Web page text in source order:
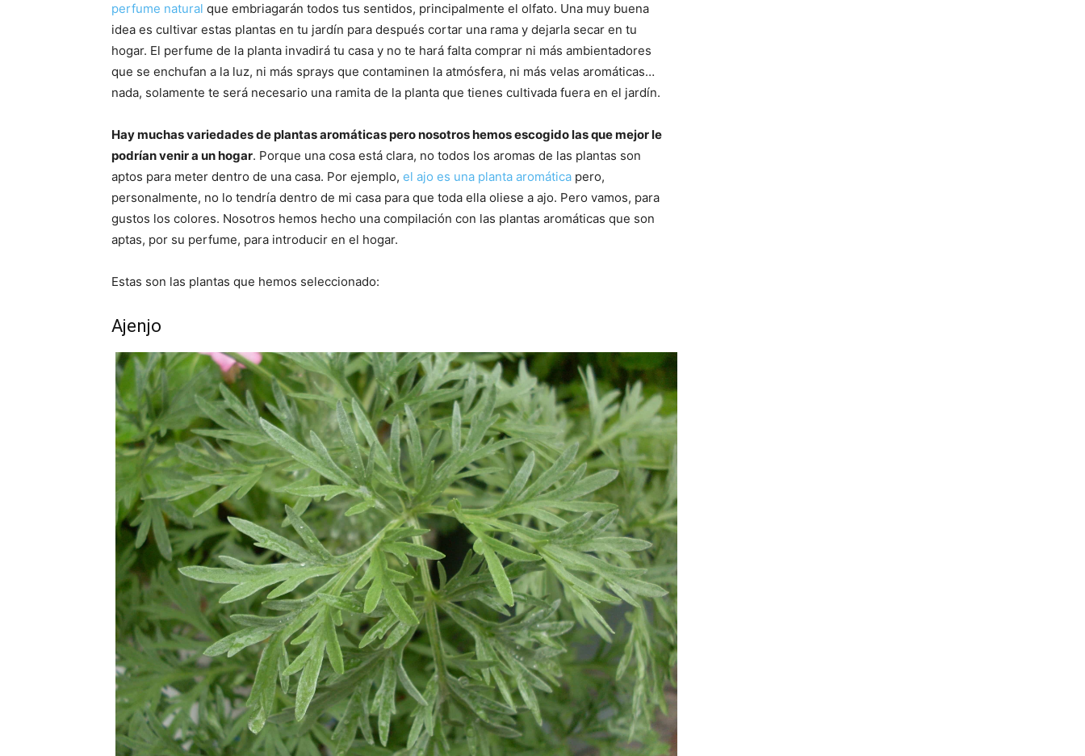
perfume natural que embriagarán todos tus sentidos, principalmente el olfato. Una muy buena
idea es cultivar estas plantas en tu jardín para después cortar una rama y dejarla secar en tu
hogar. El perfume de la planta invadirá tu casa y no te hará falta comprar ni más ambientadores
que se enchufan a la luz, ni más sprays que contaminen la atmósfera, ni más velas aromáticas…
nada, solamente te será necesario una ramita de la planta que tienes cultivada fuera en el jardín.
Hay muchas variedades de plantas aromáticas pero nosotros hemos escogido las que mejor le
podrían venir a un hogar. Porque una cosa está clara, no todos los aromas de las plantas son
aptos para meter dentro de una casa. Por ejemplo, el ajo es una planta aromática pero,
personalmente, no lo tendría dentro de mi casa para que toda ella oliese a ajo. Pero vamos, para
gustos los colores. Nosotros hemos hecho una compilación con las plantas aromáticas que son
aptas, por su perfume, para introducir en el hogar.
Estas son las plantas que hemos seleccionado:
Ajenjo